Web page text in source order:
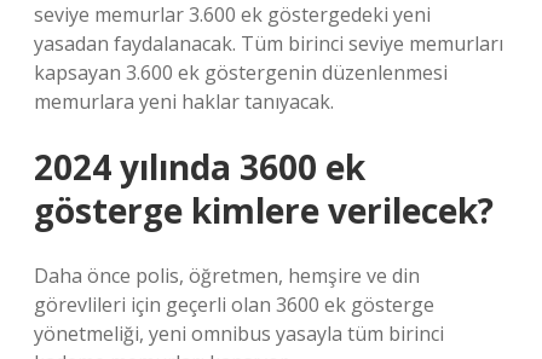
seviye memurlar 3.600 ek göstergedeki yeni
yasadan faydalanacak. Tüm birinci seviye memurları
kapsayan 3.600 ek göstergenin düzenlenmesi
memurlara yeni haklar tanıyacak.
2024 yılında 3600 ek
gösterge kimlere verilecek?
Daha önce polis, öğretmen, hemşire ve din
görevlileri için geçerli olan 3600 ek gösterge
yönetmeliği, yeni omnibus yasayla tüm birinci